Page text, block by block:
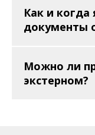
Как и когда
документы
Можно ли
экстерном?